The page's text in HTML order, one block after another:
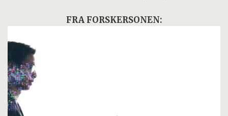
FRA FORSKERSONEN: